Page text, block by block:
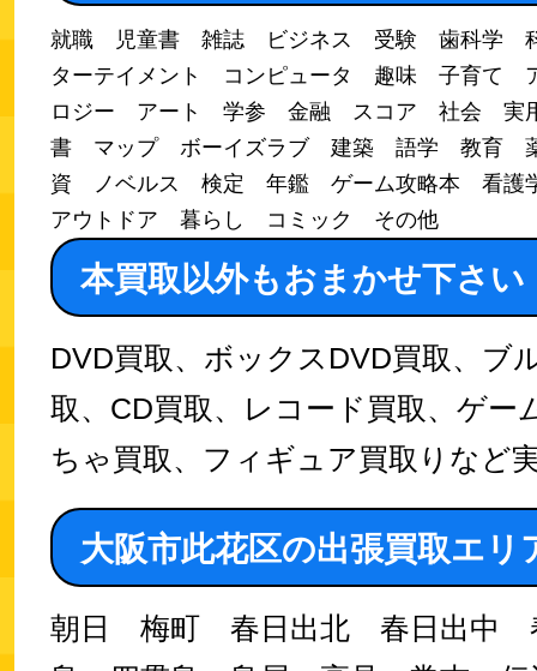
就職 児童書 雑誌 ビジネス 受験 歯科学
ターテイメント コンピュータ 趣味 子育て
ロジー アート 学参 金融 スコア 社会 実
書 マップ ボーイズラブ 建築 語学 教育
資 ノベルス 検定 年鑑 ゲーム攻略本 看
アウトドア 暮らし コミック その他
本買取以外もおまかせ下さい
DVD買取、ボックスDVD買取、ブ
取、CD買取、レコード買取、ゲー
ちゃ買取、フィギュア買取りなど
大阪市此花区の出張買取エリ
朝日 梅町 春日出北 春日出中